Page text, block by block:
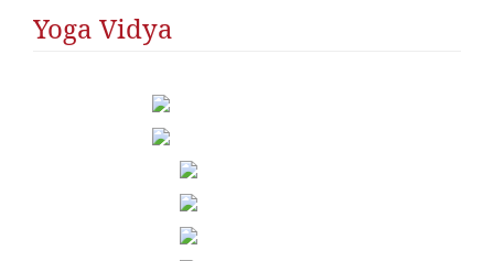
Yoga Vidya